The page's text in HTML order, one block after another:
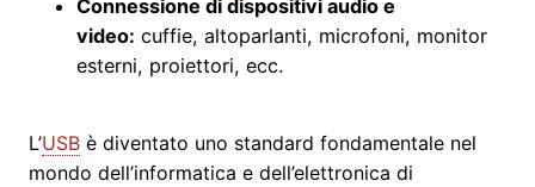
Connessione di dispositivi audio e
video: cuffie, altoparlanti, microfoni, monitor
esterni, proiettori, ecc.
L’USB è diventato uno standard fondamentale nel
mondo dell’informatica e dell’elettronica di